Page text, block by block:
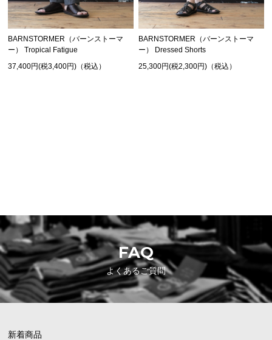
BARNSTORMER（バーンストーマ
ー） Tropical Fatigue
37,400円(税3,400円)（税込）
BARNSTORMER（バーンストーマ
ー） Dressed Shorts
25,300円(税2,300円)（税込）
FAQ
よくあるご質問
新着商品